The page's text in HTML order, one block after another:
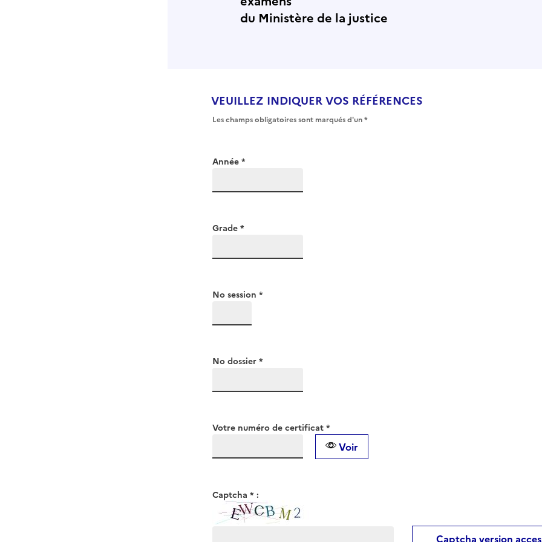
du Ministère de la justice
VEUILLEZ INDIQUER VOS RÉFÉRENCES
Les champs obligatoires sont marqués d'un *
Année *
Grade *
No session *
No dossier *
Votre numéro de certificat *
Voir
Captcha * :
Captcha version